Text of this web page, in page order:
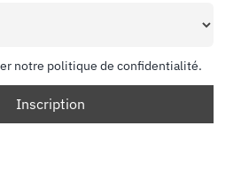
notre politique de confidentialité.